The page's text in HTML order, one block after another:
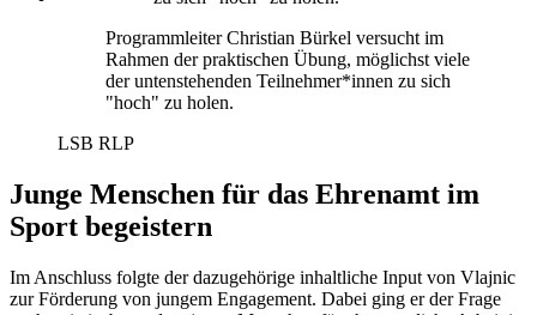
Programmleiter Christian Bürkel versucht im
Rahmen der praktischen Übung, möglichst viele
der untenstehenden Teilnehmer*innen zu sich
"hoch" zu holen.
LSB RLP
Junge Menschen für das Ehrenamt im
Sport begeistern
Im Anschluss folgte der dazugehörige inhaltliche Input von Vlajnic
zur Förderung von jungem Engagement. Dabei ging er der Frage